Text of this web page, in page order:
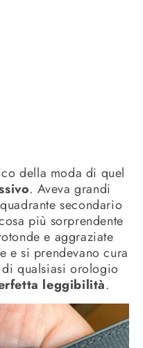
della moda di quel
. Aveva grandi
secondario
più sorprendente
e aggraziate
e si prendevano cura
qualsiasi orologio
leggibilità.